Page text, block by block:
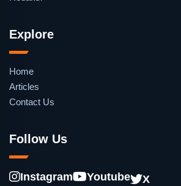
Explore
Home
Articles
Contact Us
Follow Us
Instagram Youtube X